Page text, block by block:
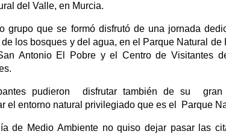
del Valle, en Murcia.
grupo que se formó disfrutó de una jornada
los bosques y del agua, en el Parque Natural
Antonio El Pobre y el Centro de Visitantes
pudieron disfrutar también de su gran
el entorno natural privilegiado que es el Parque
de Medio Ambiente no quiso dejar pasar las